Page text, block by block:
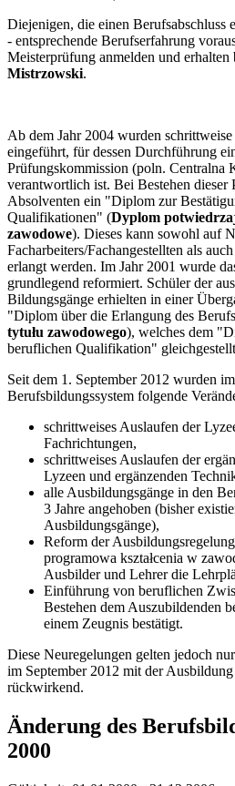
Diejenigen, die einen Berufsabschluss
- entsprechende Berufserfahrung
Meisterprüfung anmelden und erhalten
Mistrzowski.
Ab dem Jahr 2004 wurden
eingeführt, für dessen Durchführung
Prüfungskommission (poln. Centralna
verantwortlich ist. Bei Bestehen dieser
Absolventen ein "Diplom zur
Qualifikationen" (Dyplom
zawodowe). Dieses kann sowohl auf
Facharbeiters/Fachangestellten als
erlangt werden. Im Jahr 2001 wurde
grundlegend reformiert. Schüler der
Bildungsgänge erhielten in einer
"Diplom über die Erlangung des
tytułu zawodowego), welches dem
beruflichen Qualifikation"
Seit dem 1. September 2012 wurden
Berufsbildungssystem folgende
schrittweises Auslaufen der
Fachrichtungen,
schrittweises Auslaufen der
Lyzeen und ergänzenden
alle Ausbildungsgänge in den
3 Jahre angehoben (bisher
Ausbildungsgänge),
Reform der
programowa kształcenia w
Ausbilder und Lehrer die
Einführung von beruflichen
Bestehen dem Auszubildenden
einem Zeugnis bestätigt.
Diese Neuregelungen gelten jedoch
im September 2012 mit der
rückwirkend.
Änderung des
2000